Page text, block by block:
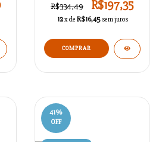
R$334,49 R$197,35
12x de R$16,45 sem juros
41%
OFF